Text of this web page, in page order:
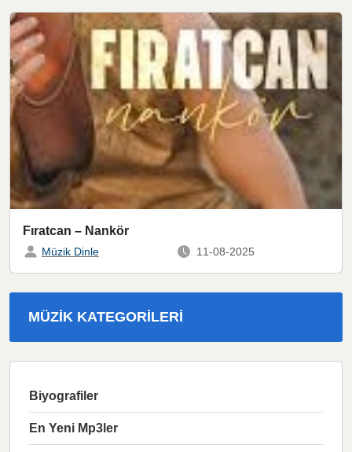
Fıratcan – Nankör
Müzik Dinle 11-08-2025
MÜZIK KATEGORILERI
Biyografiler
En Yeni Mp3ler